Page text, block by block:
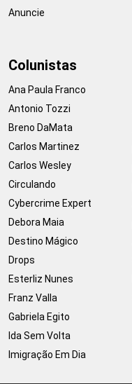
Anuncie
Colunistas
Ana Paula Franco
Antonio Tozzi
Breno DaMata
Carlos Martinez
Carlos Wesley
Circulando
Cybercrime Expert
Debora Maia
Destino Mágico
Drops
Esterliz Nunes
Franz Valla
Gabriela Egito
Ida Sem Volta
Imigração Em Dia